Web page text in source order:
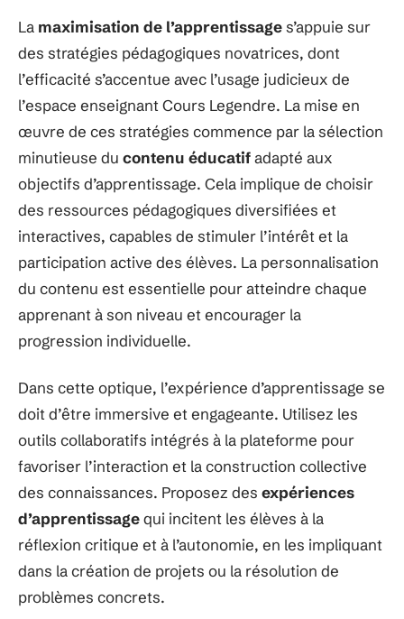
La maximisation de l’apprentissages’appuie sur
des stratégies pédagogiques novatrices, dont
l’efficacité s’accentue avec l’usage judicieux de
l’espace enseignant Cours Legendre. La mise en
œuvre de ces stratégies commence par la sélection
minutieuse du contenu éducatifadapté aux
objectifs d’apprentissage. Cela implique de choisir
des ressources pédagogiques diversifiées et
interactives, capables de stimuler l’intérêt et la
participation active des élèves. La personnalisation
du contenu est essentielle pour atteindre chaque
apprenant à son niveau et encourager la
progression individuelle.
Dans cette optique, l’expérience d’apprentissage se
doit d’être immersive et engageante. Utilisez les
outils collaboratifs intégrés à la plateforme pour
favoriser l’interaction et la construction collective
des connaissances. Proposez des expériences
d’apprentissagequi incitent les élèves à la
réflexion critique et à l’autonomie, en les impliquant
dans la création de projets ou la résolution de
problèmes concrets.